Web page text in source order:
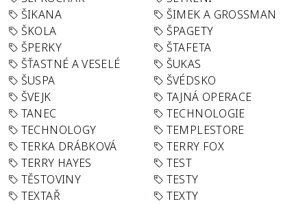
ŠIKANA
ŠIMEK A GROSSMAN
ŠKOLA
ŠPAGETY
ŠPERKY
ŠTAFETA
ŠŤASTNÉ A VESELÉ
ŠUKAS
ŠUSPA
ŠVÉDSKO
ŠVEJK
TAJNÁ OPERACE
TANEC
TECHNOLOGIE
TECHNOLOGY
TEMPLESTORE
TERKA DRÁBKOVÁ
TERRY FOX
TERRY HAYES
TEST
TĚSTOVINY
TESTY
TEXTAŘ
TEXTY